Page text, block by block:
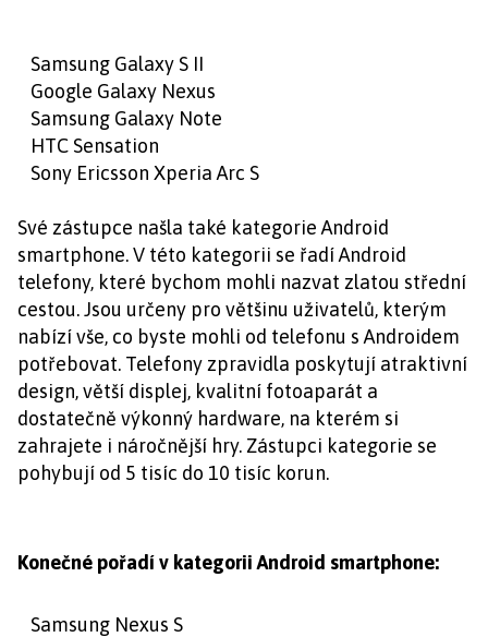
Samsung Galaxy S II
Google Galaxy Nexus
Samsung Galaxy Note
HTC Sensation
Sony Ericsson Xperia Arc S
Své zástupce našla také kategorie Android
smartphone. V této kategorii se řadí Android
telefony, které bychom mohli nazvat zlatou střední
cestou. Jsou určeny pro většinu uživatelů, kterým
nabízí vše, co byste mohli od telefonu s Androidem
potřebovat. Telefony zpravidla poskytují atraktivní
design, větší displej, kvalitní fotoaparát a
dostatečně výkonný hardware, na kterém si
zahrajete i náročnější hry. Zástupci kategorie se
pohybují od 5 tisíc do 10 tisíc korun.
Konečné pořadí v kategorii Android smartphone:
Samsung Nexus S